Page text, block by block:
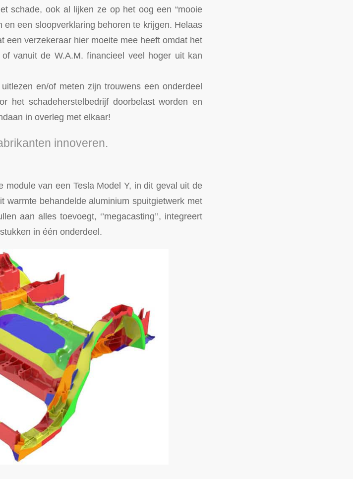
schade, ook al lijken ze op het oog een “mooie
een sloopverklaring behoren te krijgen. Helaas
een verzekeraar hier moeite mee heeft omdat het
vanuit de W.A.M. financieel veel hoger uit kan
en/of meten zijn trouwens een onderdeel
het schadeherstelbedrijf doorbelast worden en
in overleg met elkaar!
innoveren.
module van een Tesla Model Y, in dit geval uit de
warmte behandelde aluminium spuitgietwerk met
aan alles toevoegt, ‘’megacasting’’, integreert
in één onderdeel.